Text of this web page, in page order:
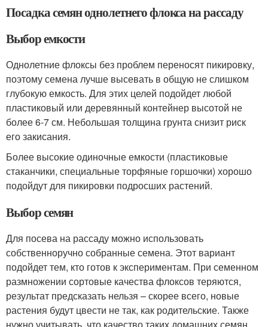
Посадка семян однолетнего флокса на рассаду
Выбор емкости
Однолетние флоксы без проблем переносят пикировку,
поэтому семена лучше высевать в общую не слишком
глубокую емкость. Для этих целей подойдет любой
пластиковый или деревянный контейнер высотой не
более 6-7 см. Небольшая толщина грунта снизит риск
его закисания.
Более высокие одиночные емкости (пластиковые
стаканчики, специальные торфяные горшочки) хорошо
подойдут для пикировки подросших растений.
Выбор семян
Для посева на рассаду можно использовать
собственноручно собранные семена. Этот вариант
подойдет тем, кто готов к экспериментам. При семенном
размножении сортовые качества флоксов теряются,
результат предсказать нельзя – скорее всего, новые
растения будут цвести не так, как родительские. Также
нужно учитывать, что качество таких домашних семян